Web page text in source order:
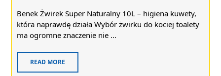
Benek Żwirek Super Naturalny 10L – higiena kuwety,
która naprawdę działa Wybór żwirku do kociej toalety
ma ogromne znaczenie nie ...
READ MORE